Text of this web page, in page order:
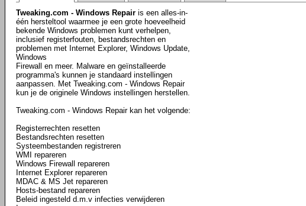
Tweaking.com - Windows Repair is een alles-in-
één hersteltool waarmee je een grote hoeveelheid
bekende Windows problemen kunt verhelpen,
inclusief registerfouten, bestandsrechten en
problemen met Internet Explorer, Windows Update,
Windows
Firewall en meer. Malware en geïnstalleerde
programma's kunnen je standaard instellingen
aanpassen. Met Tweaking.com - Windows Repair
kun je de originele Windows instellingen herstellen.
Tweaking.com - Windows Repair kan het volgende:
Registerrechten resetten
Bestandsrechten resetten
Systeembestanden registreren
WMI repareren
Windows Firewall repareren
Internet Explorer repareren
MDAC & MS Jet repareren
Hosts-bestand repareren
Beleid ingesteld d.m.v infecties verwijderen